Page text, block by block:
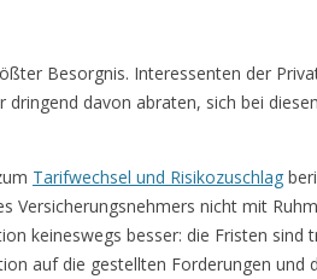
Besorgnis. Interessenten der
dringend davon abraten, sich bei
Tarifwechsel und Risikozuschlag
Versicherungsnehmers nicht mit
keineswegs besser: die Fristen sind
auf die gestellten Forderungen und